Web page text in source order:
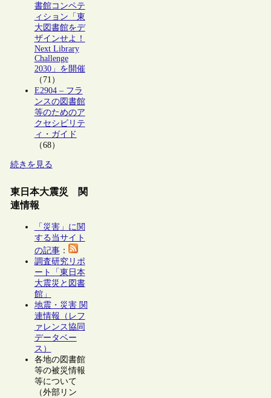
書館コンペテ
ィション「東
大図書館をデ
ザインせよ！
Next Library
Challenge
2030」を開催
（71）
E2904 – フラ
ンスの図書館
等のためのア
クセシビリテ
ィ・ガイド
（68）
続きを見る
東日本大震災 関
連情報
「災害」に関
する当サイト
の記事：
調査研究リポ
ート「東日本
大震災と図書
館」
地震・災害 関
連情報（レフ
ァレンス協同
データベー
ス）
各地の図書館
等の被災情報
等について
（外部リン